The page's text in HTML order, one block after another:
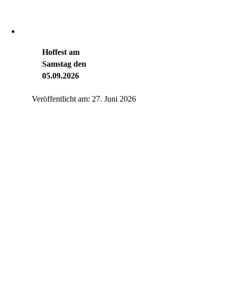
Hoffest am
Samstag den
05.09.2026
Veröffentlicht am: 27. Juni 2026